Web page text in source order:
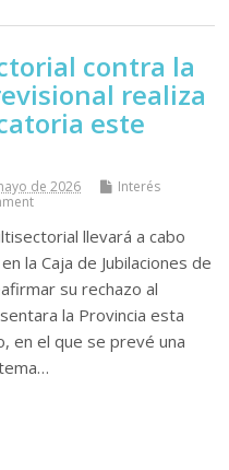
contra la
realiza
este
de 2026
Interés
llevará a cabo
la Caja de Jubilaciones de
su rechazo al
la Provincia esta
en el que se prevé una